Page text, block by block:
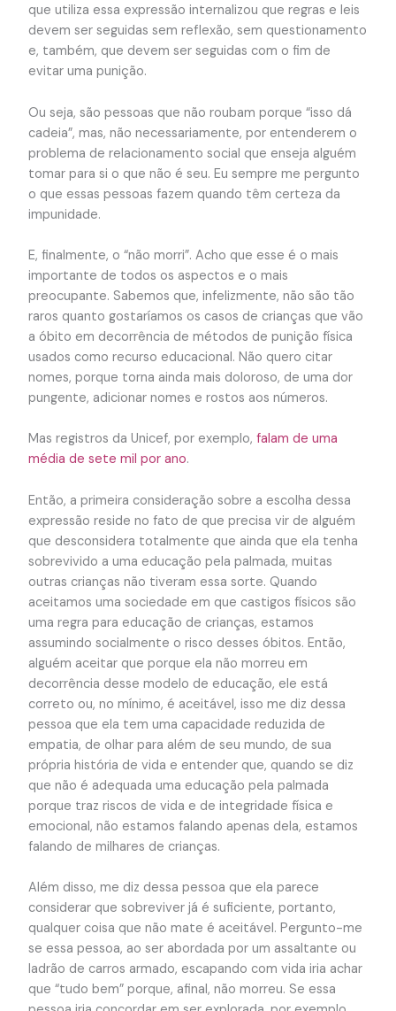
que utiliza essa expressão internalizou que regras e leis
devem ser seguidas sem reflexão, sem questionamento
e, também, que devem ser seguidas com o fim de
evitar uma punição.
Ou seja, são pessoas que não roubam porque “isso dá
cadeia”, mas, não necessariamente, por entenderem o
problema de relacionamento social que enseja alguém
tomar para si o que não é seu. Eu sempre me pergunto
o que essas pessoas fazem quando têm certeza da
impunidade.
E, finalmente, o “não morri”. Acho que esse é o mais
importante de todos os aspectos e o mais
preocupante. Sabemos que, infelizmente, não são tão
raros quanto gostaríamos os casos de crianças que vão
a óbito em decorrência de métodos de punição física
usados como recurso educacional. Não quero citar
nomes, porque torna ainda mais doloroso, de uma dor
pungente, adicionar nomes e rostos aos números.
Mas registros da Unicef, por exemplo, falam de uma
média de sete mil por ano.
Então, a primeira consideração sobre a escolha dessa
expressão reside no fato de que precisa vir de alguém
que desconsidera totalmente que ainda que ela tenha
sobrevivido a uma educação pela palmada, muitas
outras crianças não tiveram essa sorte. Quando
aceitamos uma sociedade em que castigos físicos são
uma regra para educação de crianças, estamos
assumindo socialmente o risco desses óbitos. Então,
alguém aceitar que porque ela não morreu em
decorrência desse modelo de educação, ele está
correto ou, no mínimo, é aceitável, isso me diz dessa
pessoa que ela tem uma capacidade reduzida de
empatia, de olhar para além de seu mundo, de sua
própria história de vida e entender que, quando se diz
que não é adequada uma educação pela palmada
porque traz riscos de vida e de integridade física e
emocional, não estamos falando apenas dela, estamos
falando de milhares de crianças.
Além disso, me diz dessa pessoa que ela parece
considerar que sobreviver já é suficiente, portanto,
qualquer coisa que não mate é aceitável. Pergunto-me
se essa pessoa, ao ser abordada por um assaltante ou
ladrão de carros armado, escapando com vida iria achar
que “tudo bem” porque, afinal, não morreu. Se essa